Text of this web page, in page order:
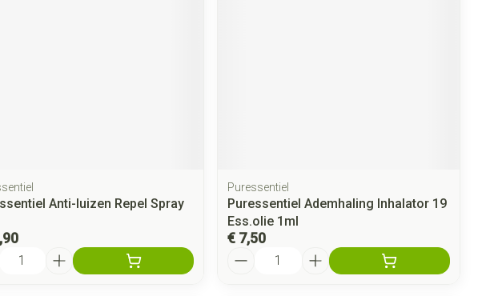
Anti-luizen Repel Spray
Puressentiel
Puressentiel Ademhaling Inhalator 19
Ess.olie 1ml
€ 7,50